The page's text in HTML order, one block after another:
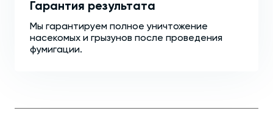
Гарантия результата
Мы гарантируем полное уничтожение
насекомых и грызунов после проведения
фумигации.